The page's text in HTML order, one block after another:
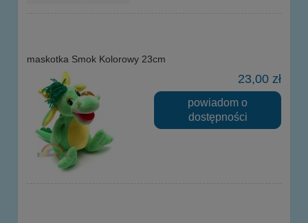
maskotka Smok Kolorowy 23cm
23,00 zł
powiadom o
dostępności